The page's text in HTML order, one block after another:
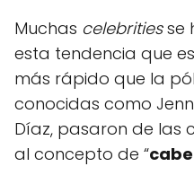
Muchas celebritiesse
esta tendencia que
más rápido que la
conocidas como
Díaz, pasaron de las
al concepto de “